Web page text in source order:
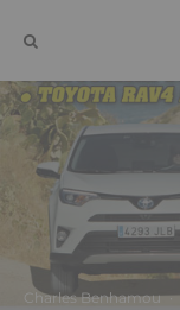
Charles Benhamou ·